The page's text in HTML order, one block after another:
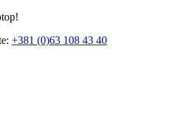
+381 (0)63 108 43 40